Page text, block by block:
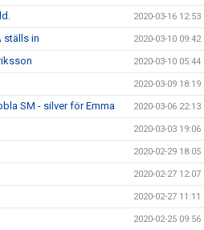
2020-03-16 12:53
ställs in 2020-03-10 09:42
2020-03-10 05:44
2020-03-09 18:19
SM - silver för Emma 2020-03-06 22:13
2020-03-03 19:06
2020-02-29 18:05
2020-02-27 12:07
2020-02-27 11:11
2020-02-25 09:56